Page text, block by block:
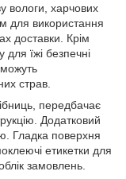
вологи, харчових
для використання
доставки. Крім
для їжі безпечні
страв.
передбачає
Додатковий
Гладка поверхня
етикетки для
замовлень.